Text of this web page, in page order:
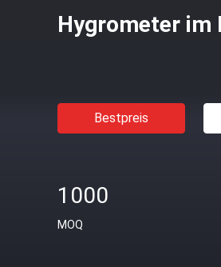
Hygrometer im
Bestpreis
1000
MOQ